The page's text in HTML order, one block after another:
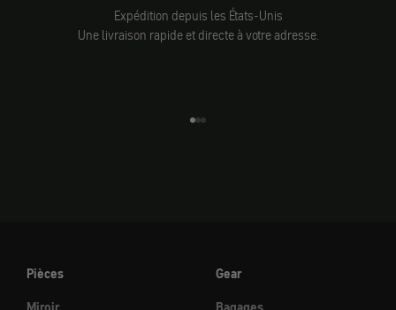
Expédition depuis les États-Unis
Une livraison rapide et directe à votre adresse.
Pièces
Gear